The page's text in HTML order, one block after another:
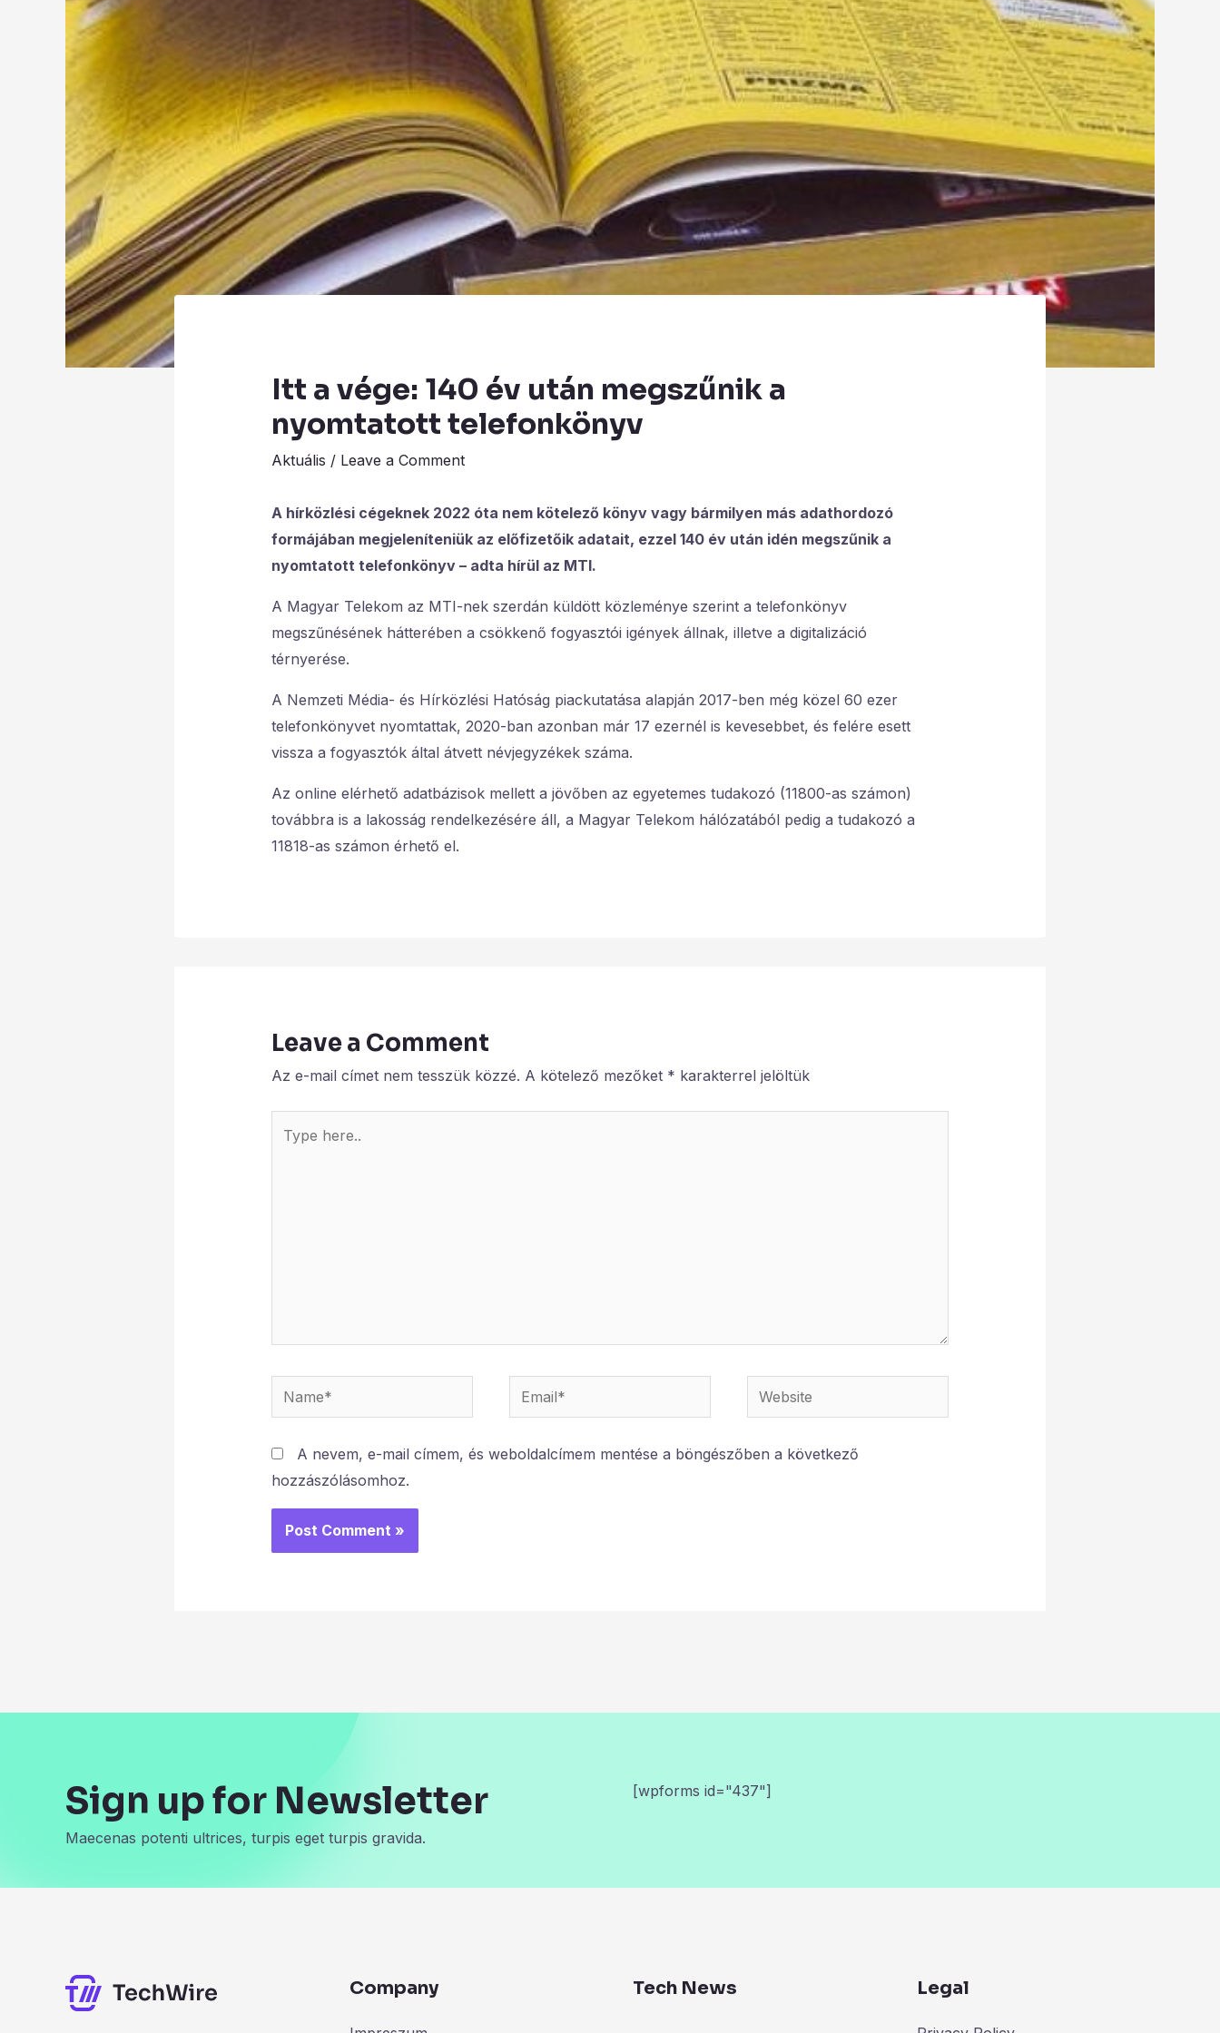
Itt a vége: 140 év után megszűnik a
nyomtatott telefonkönyv
Aktuális / Leave a Comment
A hírközlési cégeknek 2022 óta nem kötelező könyv vagy bármilyen más adathordozó
formájában megjeleníteniük az előfizetőik adatait, ezzel 140 év után idén megszűnik a
nyomtatott telefonkönyv – adta hírül az MTI.
A Magyar Telekom az MTI-nek szerdán küldött közleménye szerint a telefonkönyv
megszűnésének hátterében a csökkenő fogyasztói igények állnak, illetve a digitalizáció
térnyerése.
A Nemzeti Média- és Hírközlési Hatóság piackutatása alapján 2017-ben még közel 60 ezer
telefonkönyvet nyomtattak, 2020-ban azonban már 17 ezernél is kevesebbet, és felére esett
vissza a fogyasztók által átvett névjegyzékek száma.
Az online elérhető adatbázisok mellett a jövőben az egyetemes tudakozó (11800-as számon)
továbbra is a lakosság rendelkezésére áll, a Magyar Telekom hálózatából pedig a tudakozó a
11818-as számon érhető el.
Leave a Comment
Az e-mail címet nem tesszük közzé. A kötelező mezőket * karakterrel jelöltük
here..
Name* Email* Website
A nevem, e-mail címem, és weboldalcímem mentése a böngészőben a következő
hozzászólásomhoz.
Sign up for Newsletter
Maecenas potenti ultrices, turpis eget turpis gravida.
[wpforms id="437"]
Company Tech News Legal